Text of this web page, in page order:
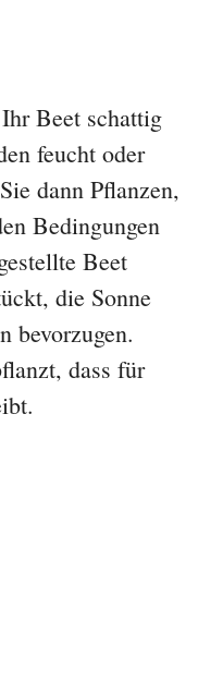
Beet schattig
feucht oder
dann Pflanzen,
Bedingungen
Beet
die Sonne
bevorzugen.
dass für